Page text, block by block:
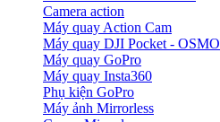
Camera action
Máy quay Action Cam
Máy quay DJI Pocket - OSMO
Máy quay GoPro
Máy quay Insta360
Phụ kiện GoPro
Máy ảnh Mirrorless